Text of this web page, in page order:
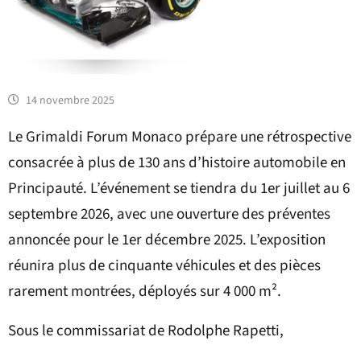
14 novembre 2025
Le Grimaldi Forum Monaco prépare une rétrospective
consacrée à plus de 130 ans d’histoire automobile en
Principauté. L’événement se tiendra du 1er juillet au 6
septembre 2026, avec une ouverture des préventes
annoncée pour le 1er décembre 2025. L’exposition
réunira plus de cinquante véhicules et des pièces
rarement montrées, déployés sur 4 000 m².
Sous le commissariat de Rodolphe Rapetti,